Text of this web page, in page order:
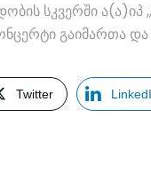
სკვერში
გაიმართა
Twitter